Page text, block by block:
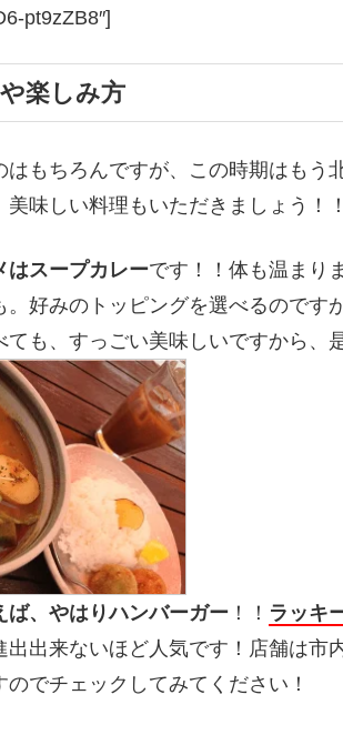
pt9zZB8″]
楽しみ方
はもちろんですが、この時期はもう
味しい料理もいただきましょう！！
はスープカレーです！！体も温まり
。好みのトッピングを選べるのです
ても、すっごい美味しいですから、
ば、やはりハンバーガー ！！ ラッキ
出出来ないほど人気です！店舗は市
のでチェックしてみてください！